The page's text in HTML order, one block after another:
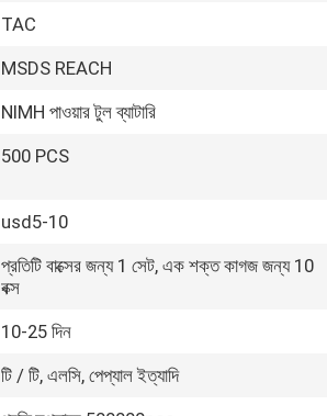
TAC
MSDS REACH
NIMH পাওয়ার টুল ব্যাটারি
500 PCS
usd5-10
প্রতিটি বাক্সের জন্য 1 সেট, এক শক্ত কাগজ জন্য 10
বক্স
10-25 দিন
টি / টি, এলসি, পেপ্যাল ​​ইত্যাদি